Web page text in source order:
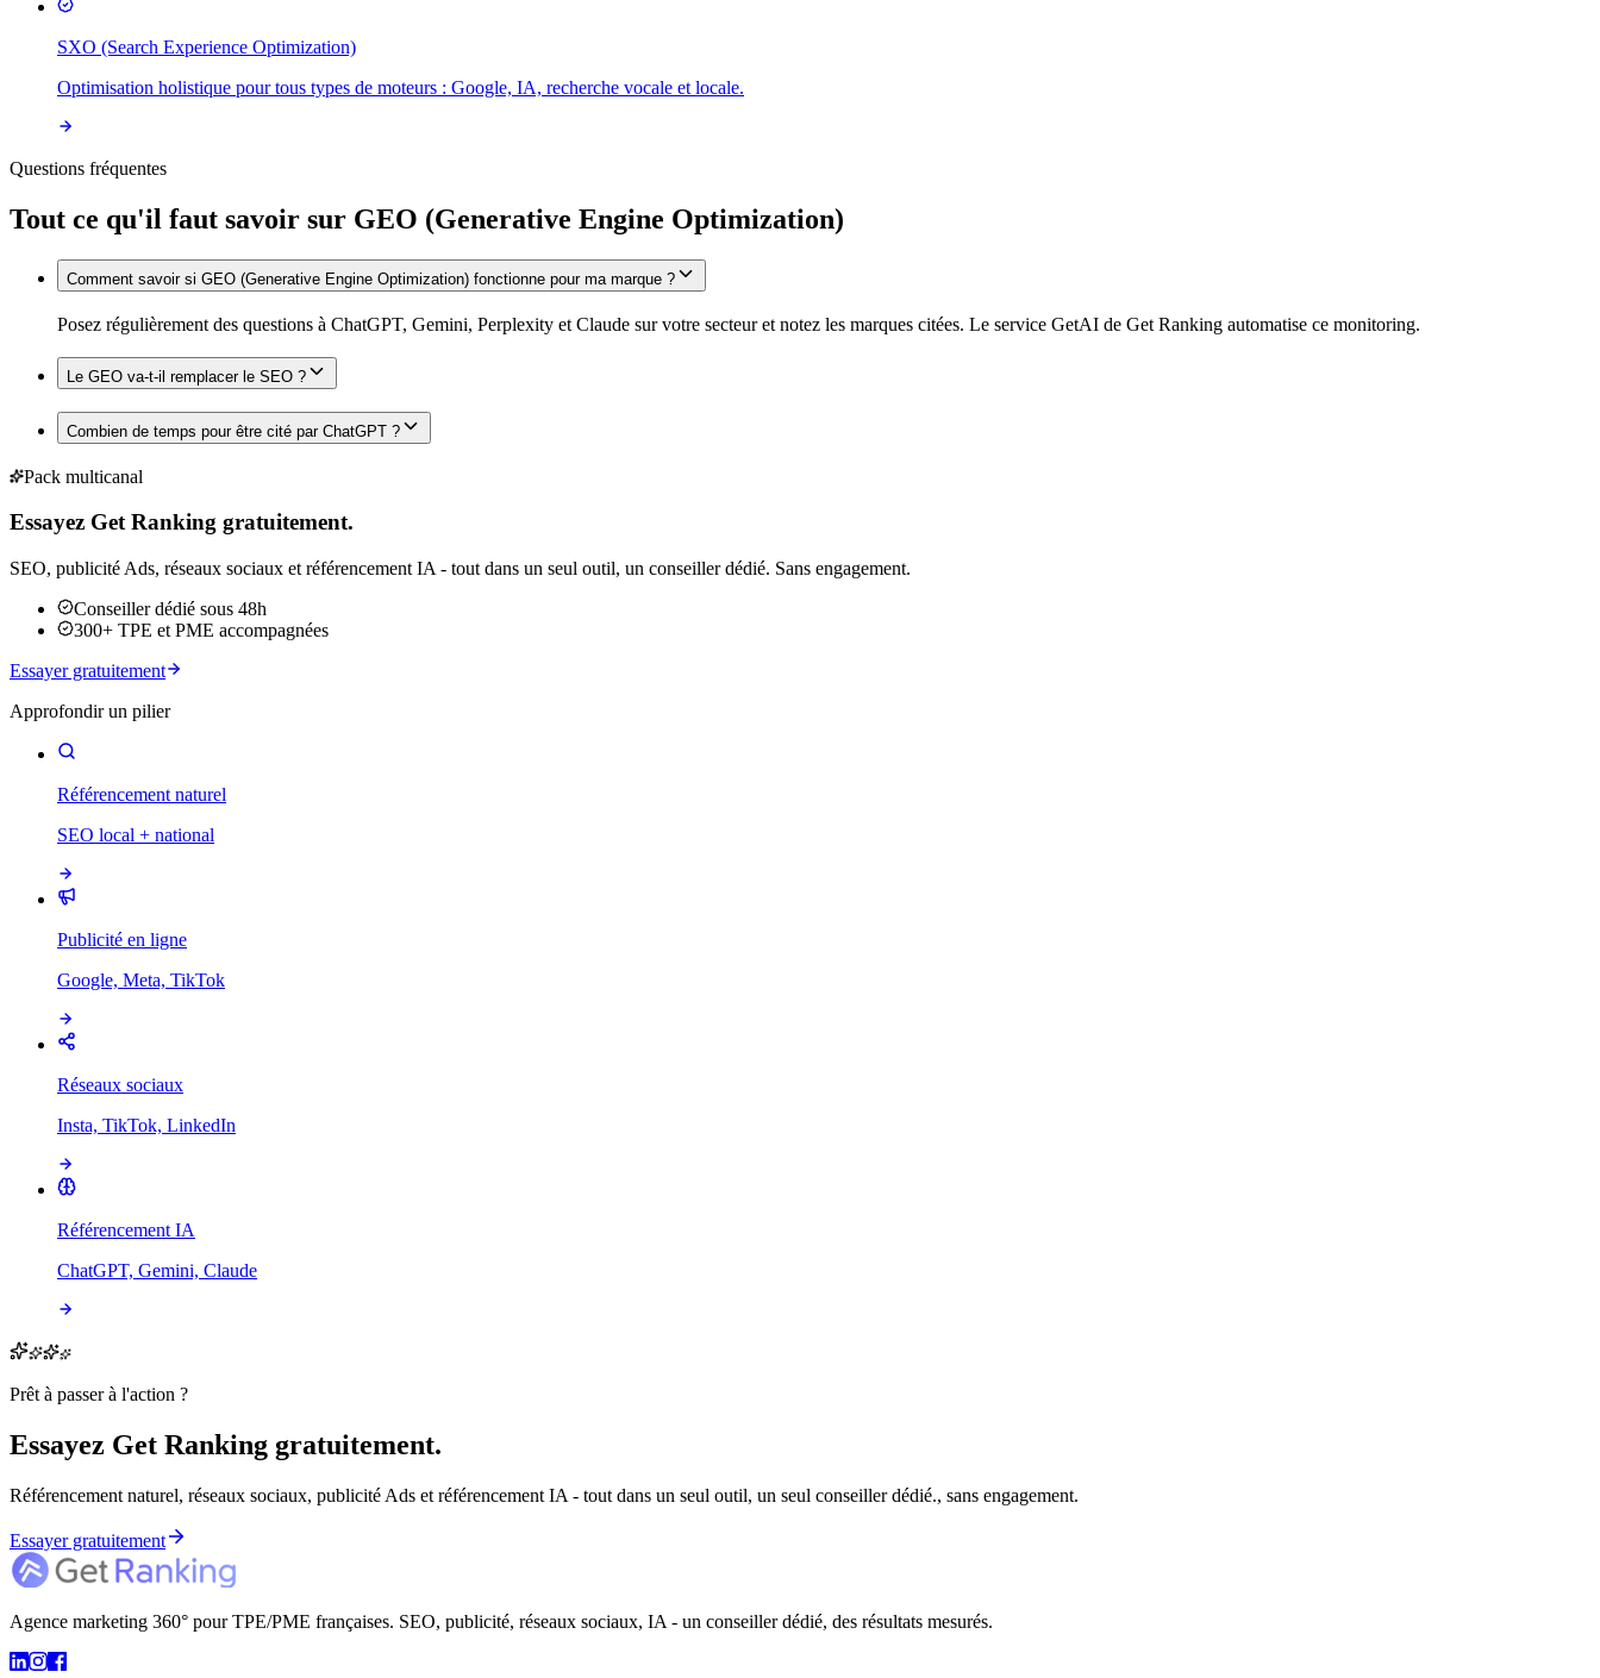
SXO (Search Experience Optimization)
Optimisation holistique pour tous types de moteurs : Google, IA, recherche vocale et locale.
Questions fréquentes
Tout ce qu'il faut savoir sur GEO (Generative Engine Optimization)
Comment savoir si GEO (Generative Engine Optimization) fonctionne pour ma marque ?
Posez régulièrement des questions à ChatGPT, Gemini, Perplexity et Claude sur votre secteur et notez les marques citées. Le service GetAI de Get Ranking automatise ce monitoring.
Le GEO va-t-il remplacer le SEO ?
Combien de temps pour être cité par ChatGPT ?
Pack multicanal
Essayez Get Ranking gratuitement.
SEO, publicité Ads, réseaux sociaux et référencement IA - tout dans un seul outil, un conseiller dédié. Sans engagement.
Conseiller dédié sous 48h
300+ TPE et PME accompagnées
Essayer gratuitement
Approfondir un pilier
Référencement naturel
SEO local + national
Publicité en ligne
Google, Meta, TikTok
Réseaux sociaux
Insta, TikTok, LinkedIn
Référencement IA
ChatGPT, Gemini, Claude
Prêt à passer à l'action ?
Essayez Get Ranking gratuitement.
Référencement naturel, réseaux sociaux, publicité Ads et référencement IA - tout dans un seul outil, un seul conseiller dédié., sans engagement.
Essayer gratuitement
Agence marketing 360° pour TPE/PME françaises. SEO, publicité, réseaux sociaux, IA - un conseiller dédié, des résultats mesurés.